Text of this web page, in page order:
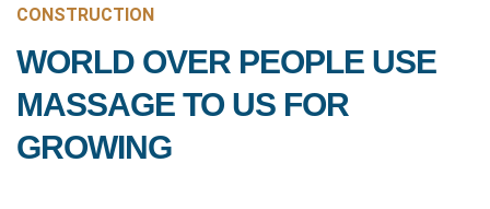
CONSTRUCTION
WORLD OVER PEOPLE USE
MASSAGE TO US FOR
GROWING